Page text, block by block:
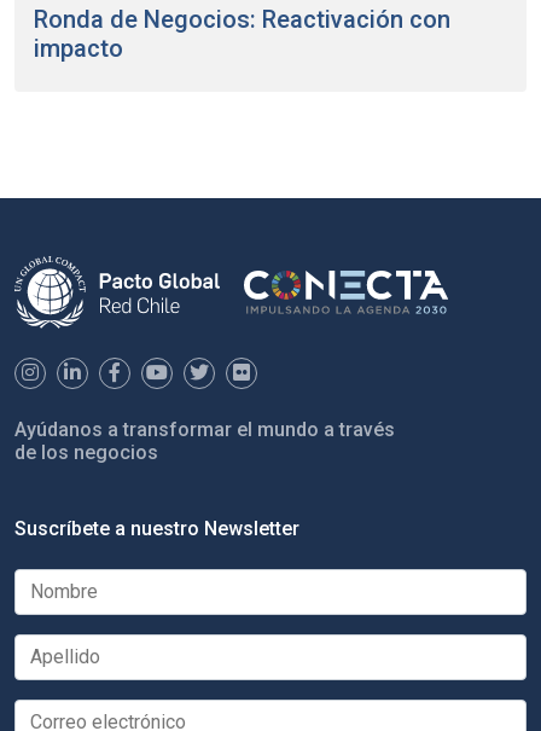
Ronda de Negocios: Reactivación con
impacto
Ayúdanos a transformar el mundo a través
de los negocios
Suscríbete a nuestro Newsletter